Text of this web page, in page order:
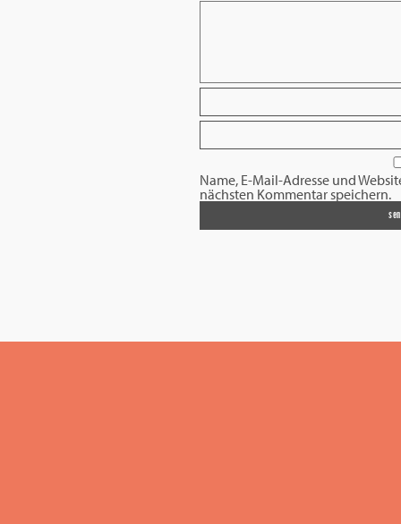
Name, E-Mail-Adresse und
nächsten Kommentar speichern.